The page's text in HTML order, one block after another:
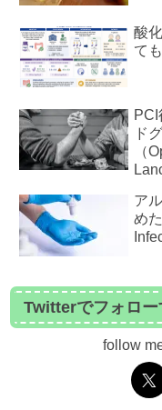
酸
て
ド
（
ア
め
Twitterでフォロー
follow